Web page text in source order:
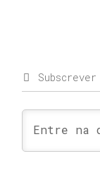
Subscrever